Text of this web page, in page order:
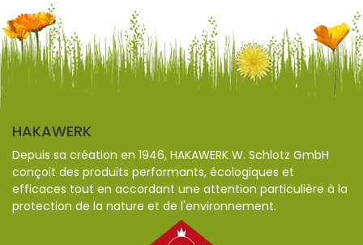
HAKAWERK
Depuis sa création en 1946, HAKAWERK W. Schlotz GmbH
conçoit des produits performants, écologiques et
efficaces tout en accordant une attention particulière à la
protection de la nature et de l'environnement.